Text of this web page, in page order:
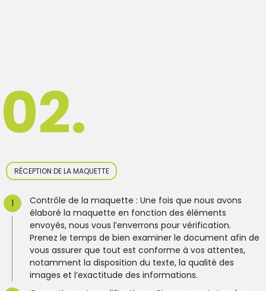
02.
RÉCEPTION DE LA MAQUETTE
Contrôle de la maquette : Une fois que nous avons
élaboré la maquette en fonction des éléments
envoyés, nous vous l’enverrons pour vérification.
Prenez le temps de bien examiner le document afin de
vous assurer que tout est conforme à vos attentes,
notamment la disposition du texte, la qualité des
images et l’exactitude des informations.